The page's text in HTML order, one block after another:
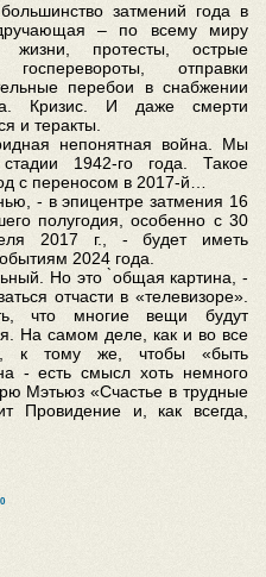
затмений года в
– по всему миру
протесты, острые
отправки
перебои в снабжении
Кризис. И даже смерти
и теракты.
непонятная война. Мы
1942-го года. Такое
с переносом в 2017-й…
- в эпицентре затмения 16
полугодия, особенно с 30
2017 г., - будет иметь
2024 года.
Но это ̀общая картина, -
отчасти в «телевизоре».
что многие вещи будут
На самом деле, как и во все
к тому же, чтобы «быть
- есть смысл хоть немного
Мэтьюз «Счастье в трудные
Провидение и, как всегда,